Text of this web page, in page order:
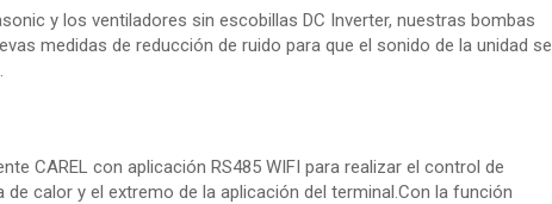
y los ventiladores sin escobillas DC Inverter, nuestras bombas
medidas de reducción de ruido para que el sonido de la unidad se
CAREL con aplicación RS485 WIFI para realizar el control de
de calor y el extremo de la aplicación del terminal.Con la función